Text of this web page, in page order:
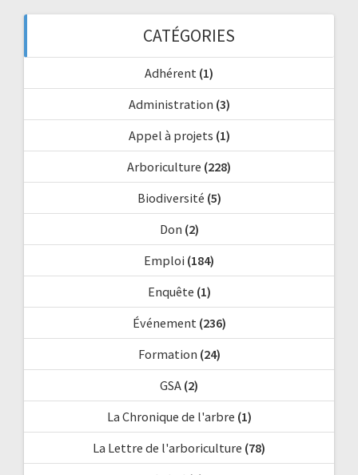
CATÉGORIES
Adhérent (1)
Administration (3)
Appel à projets (1)
Arboriculture (228)
Biodiversité (5)
Don (2)
Emploi (184)
Enquête (1)
Événement(236)
Formation (24)
GSA (2)
La Chronique de l'arbre (1)
La Lettre de l'arboriculture (78)